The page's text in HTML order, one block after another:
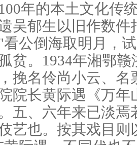
年的本土文化传
吴郁生以旧作数
公倒海取明月，
贫。1934年湘鄂
挽名伶尚小云、
院长黄际遇《万
五、六年来已淡
艺也。按其戏目